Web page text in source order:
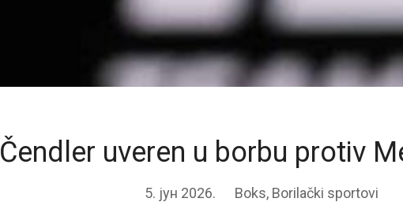
Čendler uveren u borbu protiv
5. јун 2026. Boks, Borilački sportovi